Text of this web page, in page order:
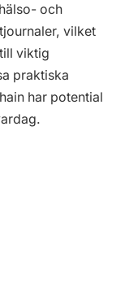
och
vilket
viktig
praktiska
har potential